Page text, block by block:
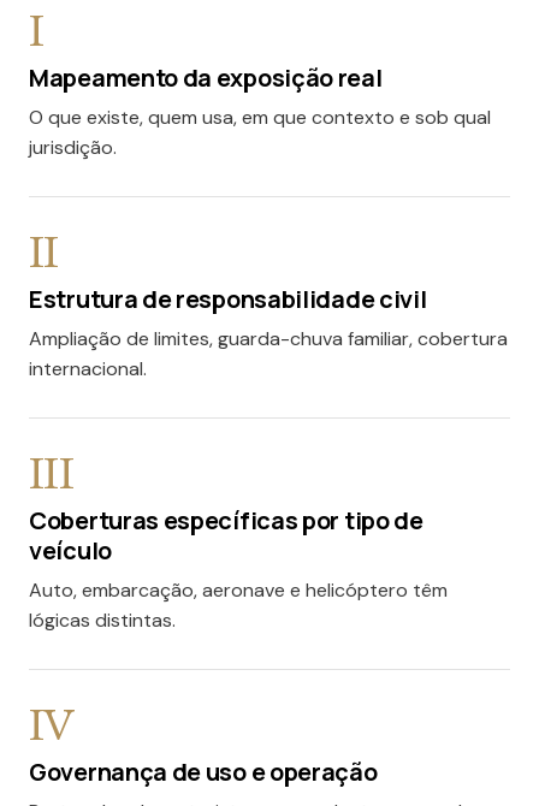
I
Mapeamento da exposição real
O que existe, quem usa, em que contexto e sob qual
jurisdição.
II
Estrutura de responsabilidade civil
Ampliação de limites, guarda-chuva familiar, cobertura
internacional.
III
Coberturas específicas por tipo de
veículo
Auto, embarcação, aeronave e helicóptero têm
lógicas distintas.
IV
Governança de uso e operação